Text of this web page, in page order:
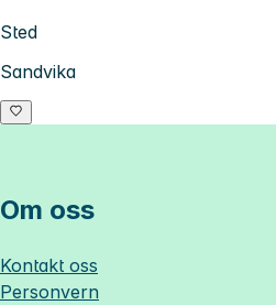
Sted
Sandvika
Om oss
Kontakt oss
Personvern